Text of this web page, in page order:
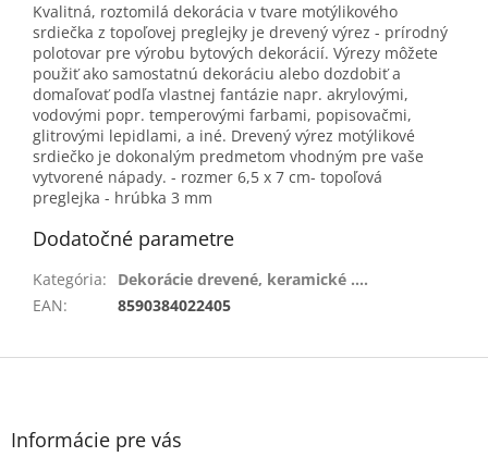
Kvalitná, roztomilá dekorácia v tvare motýlikového
srdiečka z topoľovej preglejky je drevený výrez - prírodný
polotovar pre výrobu bytových dekorácií. Výrezy môžete
použiť ako samostatnú dekoráciu alebo dozdobiť a
domaľovať podľa vlastnej fantázie napr. akrylovými,
vodovými popr. temperovými farbami, popisovačmi,
glitrovými lepidlami, a iné. Drevený výrez motýlikové
srdiečko je dokonalým predmetom vhodným pre vaše
vytvorené nápady. - rozmer 6,5 x 7 cm- topoľová
preglejka - hrúbka 3 mm
Dodatočné parametre
Kategória:
Dekorácie drevené, keramické ....
EAN: 8590384022405
Z
Informácie pre vás